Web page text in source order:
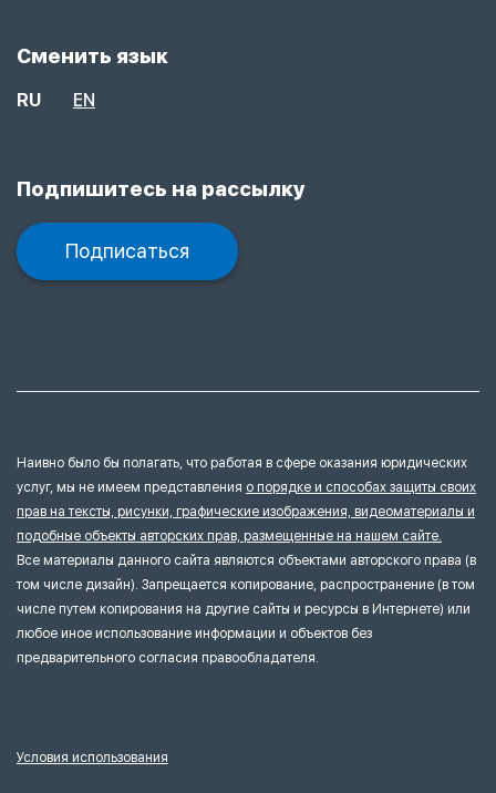
Сменить язык
RU EN
Подпишитесь на рассылку
Подписаться
Наивно было бы полагать, что работая в сфере оказания юридических
услуг, мы не имеем представления о порядке и способах защиты своих
прав на тексты, рисунки, графические изображения, видеоматериалы и
подобные объекты авторских прав, размещенные на нашем сайте.
Все материалы данного сайта являются объектами авторского права (в
том числе дизайн). Запрещается копирование, распространение (в том
числе путем копирования на другие сайты и ресурсы в Интернете) или
любое иное использование информации и объектов без
предварительного согласия правообладателя.
Условия использования